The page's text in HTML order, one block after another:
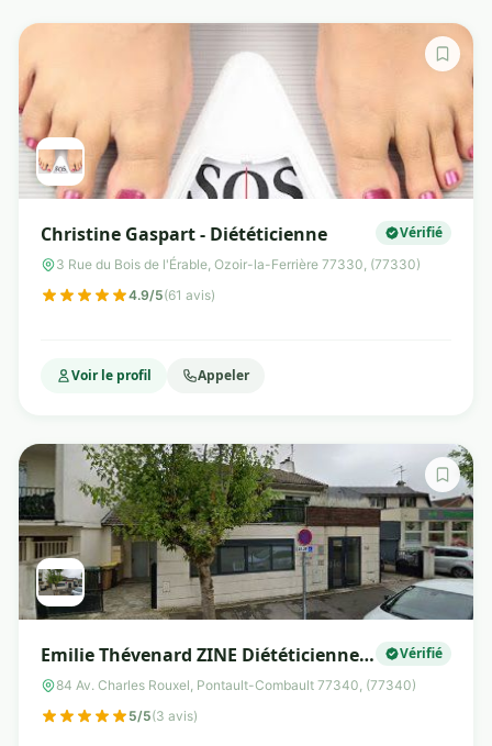
Christine Gaspart - Diététicienne Vérifié
3 Rue du Bois de l'Érable, Ozoir-la-Ferrière 77330, (77330)
4.9/5(61 avis)
Voir le profil Appeler
Emilie Thévenard ZINE Diététicienne-
Nutritionniste
Vérifié
84 Av. Charles Rouxel, Pontault-Combault 77340, (77340)
5/5(3 avis)